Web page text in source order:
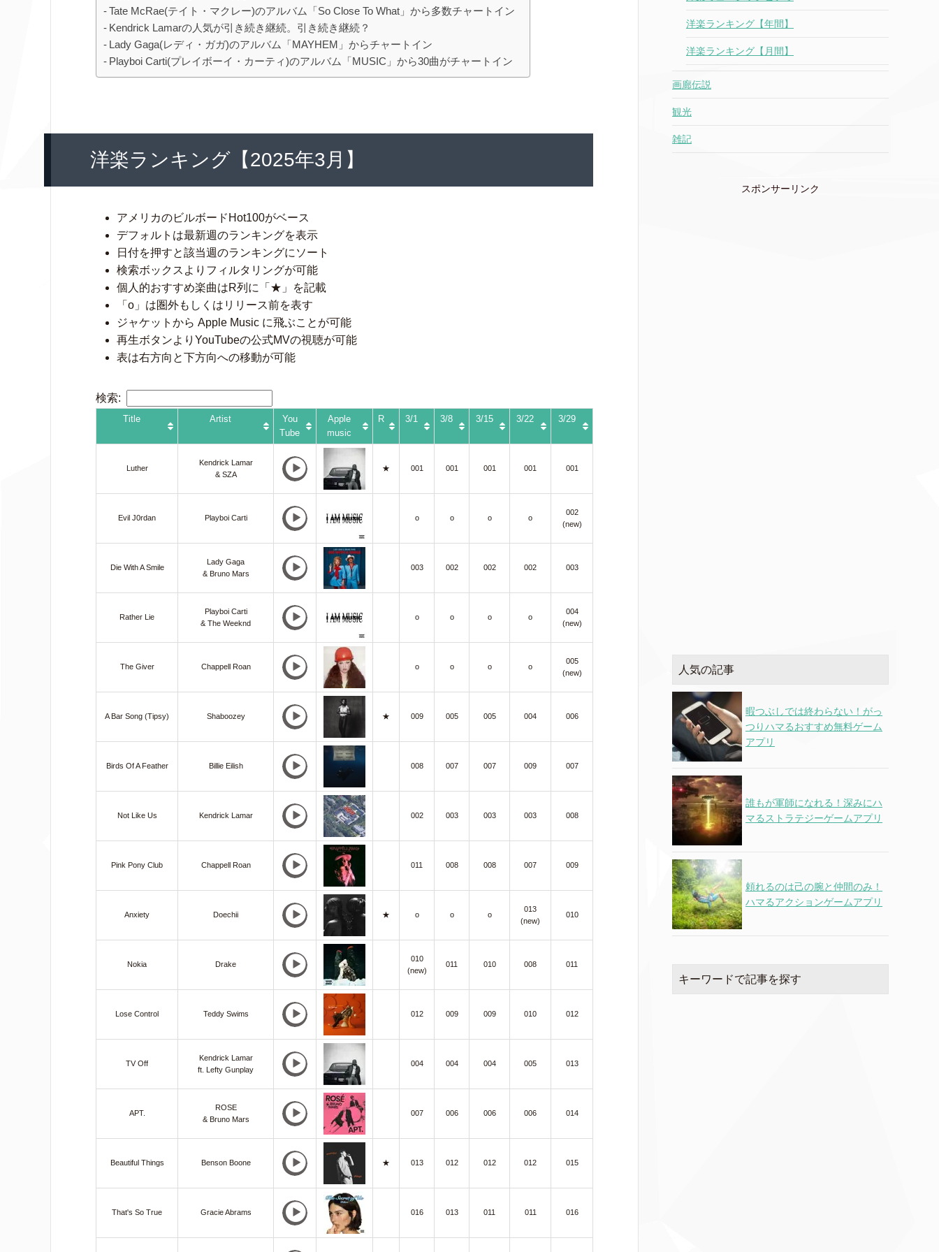
Tate McRae(テイト・マクレー)のアルバム「So Close To What」から多数チャートイン
Kendrick Lamarの人気が引き続き継続。引き続き継続？
Lady Gaga(レディ・ガガ)のアルバム「MAYHEM」からチャートイン
Playboi Carti(プレイボーイ・カーティ)のアルバム「MUSIC」から30曲がチャートイン
洋楽ランキング【2025年3月】
アメリカのビルボードHot100がベース
デフォルトは最新週のランキングを表示
日付を押すと該当週のランキングにソート
検索ボックスよりフィルタリングが可能
個人的おすすめ楽曲はR列に「★」を記載
「o」は圏外もしくはリリース前を表す
ジャケットから Apple Music に飛ぶことが可能
再生ボタンよりYouTubeの公式MVの視聴が可能
表は右方向と下方向への移動が可能
検索:
Title Artist
You
Tube
Apple
music
R 3/1 3/8 3/15 3/22 3/29
Luther
Kendrick Lamar
& SZA
★ 001 001 001 001 001
Evil J0rdan Playboi Carti o o o o
002
(new)
Die With A Smile
Lady Gaga
& Bruno Mars
003 002 002 002 003
Rather Lie
Playboi Carti
& The Weeknd
o o o o
004
(new)
The Giver Chappell Roan o o o o
005
(new)
A Bar Song (Tipsy) Shaboozey ★ 009 005 005 004 006
Birds Of A Feather Billie Eilish 008 007 007 009 007
Not Like Us Kendrick Lamar 002 003 003 003 008
Pink Pony Club Chappell Roan 011 008 008 007 009
Anxiety Doechii ★ o o o
013
(new)
010
Nokia Drake
010
(new)
011 010 008 011
Lose Control Teddy Swims 012 009 009 010 012
TV Off
Kendrick Lamar
ft. Lefty Gunplay
004 004 004 005 013
APT.
ROSE
& Bruno Mars
007 006 006 006 014
Beautiful Things Benson Boone ★ 013 012 012 012 015
That's So True Gracie Abrams 016 013 011 011 016
洋楽ランキング【年間】
洋楽ランキング【月間】
画廊伝説
観光
雑記
スポンサーリンク
人気の記事
暇つぶしでは終わらない！がっ
つりハマるおすすめ無料ゲーム
アプリ
誰もが軍師になれる！深みにハ
マるストラテジーゲームアプリ
頼れるのは己の腕と仲間のみ！
ハマるアクションゲームアプリ
キーワードで記事を探す